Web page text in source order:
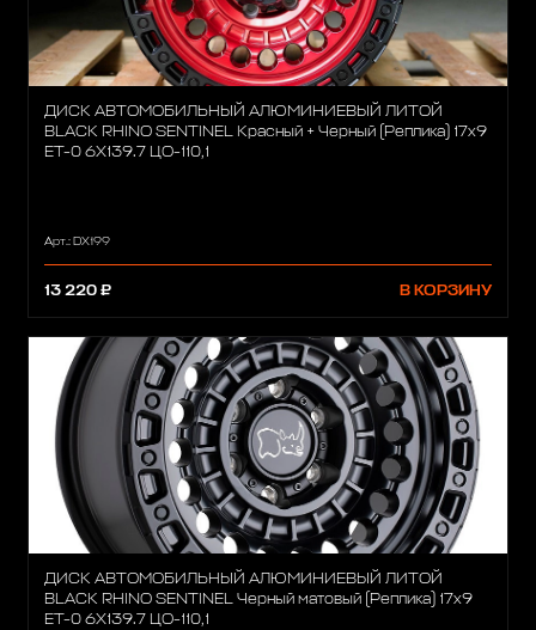
ДИСК АВТОМОБИЛЬНЫЙ АЛЮМИНИЕВЫЙ ЛИТОЙ
BLACK RHINO SENTINEL Красный + Черный (Реплика) 17х9
ET-0 6X139.7 ЦО-110,1
Арт.: DX199
13 220 ₽ В КОРЗИНУ
ДИСК АВТОМОБИЛЬНЫЙ АЛЮМИНИЕВЫЙ ЛИТОЙ
BLACK RHINO SENTINEL Черный матовый (Реплика) 17х9
ET-0 6X139.7 ЦО-110,1